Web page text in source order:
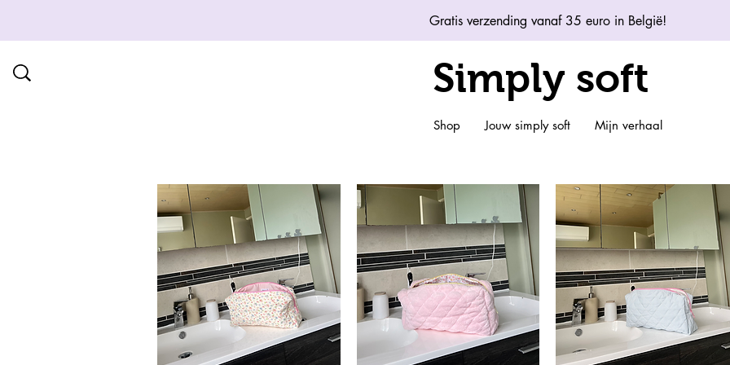
Gratis verzending vanaf 35 euro in België!
Simply soft
Shop Jouw simply soft Mijn verhaal